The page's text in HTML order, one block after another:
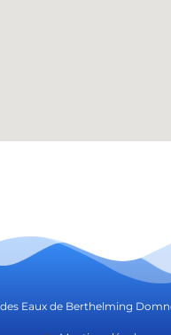
Eaux de Berthelming